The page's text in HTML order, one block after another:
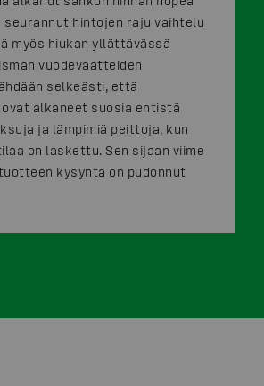
seurannut hintojen raju vaihtelu
myös hiukan yllättävässä
vuodevaatteiden
selkeästi, että
alkaneet suosia entistä
ja lämpimiä peittoja, kun
on laskettu. Sen sijaan viime
kysyntä on pudonnut